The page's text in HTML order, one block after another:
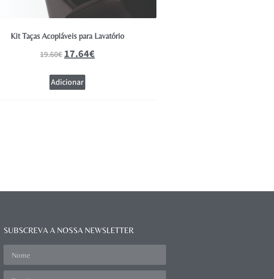
Kit Taças Acopláveis para Lavatório
19.60€17.64€
Adicionar
SUBSCREVA A NOSSA NEWSLETTER